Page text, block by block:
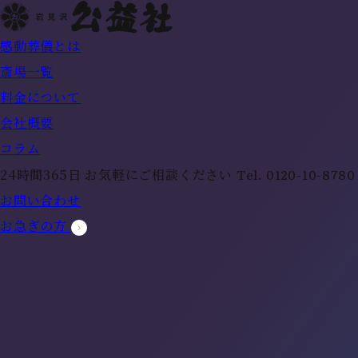
感動葬儀とは
斎場一覧
料金について
会社概要
コラム
24時間365日 お気軽にご相談ください Tel. 0120-10-8780
お問い合わせ
お急ぎの方